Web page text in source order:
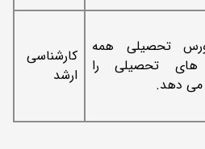
تحصیلی همه
های تحصیلی را
دهد.
کارشناسی
ارشد